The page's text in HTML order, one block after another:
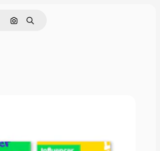
Поиск по изображению
Поиск